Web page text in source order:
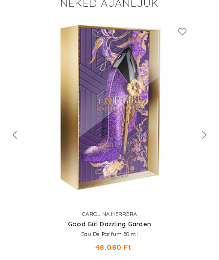
NEKED AJÁNLJUK
CAROLINA HERRERA
Good Girl Dazzling Garden
Eau De Parfum 80 ml
48.080 Ft